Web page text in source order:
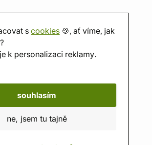
scookies 🍪, ať víme, jak
k personalizaci reklamy.
souhlasím
ne, jsem tu tajně